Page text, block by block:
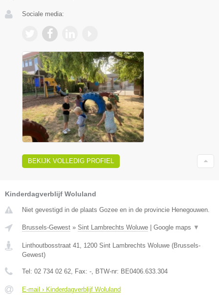
Sociale media:
BEKIJK VOLLEDIG PROFIEL
Kinderdagverblijf Woluland
Niet gevestigd in de plaats Gozee en in de provincie Henegouwen.
Brussels-Gewest » Sint Lambrechts Woluwe Google maps ▼
Linthoutbosstraat 41, 1200 Sint Lambrechts Woluwe (Brussels-
Gewest)
Tel: 02 734 02 62, Fax: -, BTW-nr: BE0406.633.304
E-mail › Kinderdagverblijf Woluland